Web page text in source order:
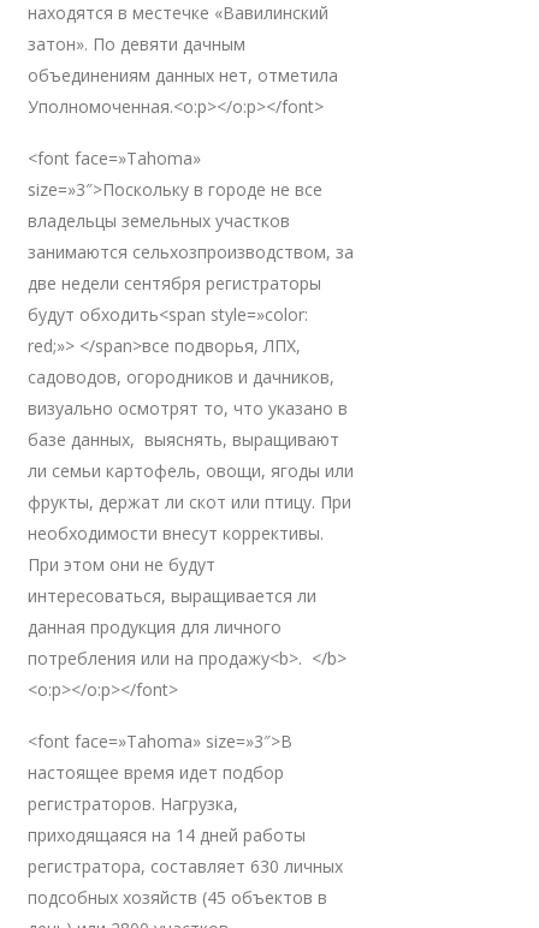
находятся в местечке «Вавилинский
затон». По девяти дачным
объединениям данных нет, отметила
Уполномоченная.<o:p></o:p></font>
<font face=»Tahoma»
size=»3″>Поскольку в городе не все
владельцы земельных участков
занимаются сельхозпроизводством, за
две недели сентября регистраторы
будут обходить<span style=»color:
red;»> </span>все подворья, ЛПХ,
садоводов, огородников и дачников,
визуально осмотрят то, что указано в
базе данных, выяснять, выращивают
ли семьи картофель, овощи, ягоды или
фрукты, держат ли скот или птицу. При
необходимости внесут коррективы.
При этом они не будут
интересоваться, выращивается ли
данная продукция для личного
потребления или на продажу<b>. </b>
<o:p></o:p></font>
<font face=»Tahoma» size=»3″>В
настоящее время идет подбор
регистраторов. Нагрузка,
приходящаяся на 14 дней работы
регистратора, составляет 630 личных
подсобных хозяйств (45 объектов в